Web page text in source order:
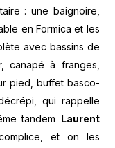
: une baignoire,
en Formica et les
avec bassins de
canapé à franges,
pied, buffet basco-
qui rappelle
tandem
Laurent
et on les